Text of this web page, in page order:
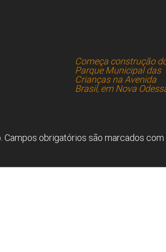
Começa construção
Parque Municipal das
Crianças na Avenida
Brasil, em Nova
Campos obrigatórios são marcados com